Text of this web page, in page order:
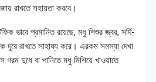
রাখতে সহায়তা করবে।
ভাবে প্রমানিত রয়েছে, মধু শিশুর জ্বর, সর্দি-
দূরে রাখতে সাহায্য করে। এরকম সমস্যা দেখা
দুধে বা পানিতে মধু মিশিয়ে খাওয়াতে